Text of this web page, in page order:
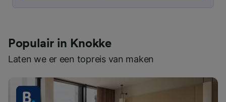
Populair in Knokke
Laten we er een topreis van maken